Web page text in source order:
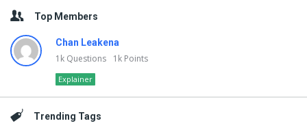
Top Members
Chan Leakena
1k Questions 1k Points
Explainer
Trending Tags